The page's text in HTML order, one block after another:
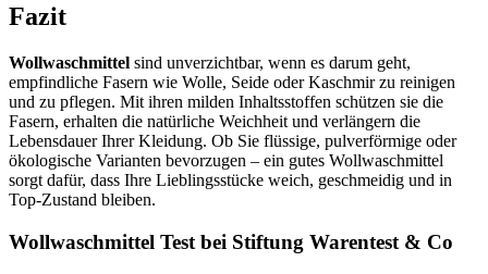
Fazit
Wollwaschmittel sind unverzichtbar, wenn es darum geht,
empfindliche Fasern wie Wolle, Seide oder Kaschmir zu reinigen
und zu pflegen. Mit ihren milden Inhaltsstoffen schützen sie die
Fasern, erhalten die natürliche Weichheit und verlängern die
Lebensdauer Ihrer Kleidung. Ob Sie flüssige, pulverförmige oder
ökologische Varianten bevorzugen – ein gutes Wollwaschmittel
sorgt dafür, dass Ihre Lieblingsstücke weich, geschmeidig und in
Top-Zustand bleiben.
Wollwaschmittel Test bei Stiftung Warentest & Co